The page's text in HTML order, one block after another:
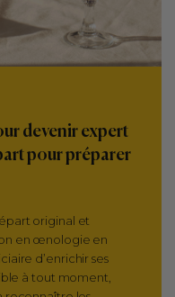
devenir expert
pour préparer
original et
en œnologie en
d’enrichir ses
à tout moment,